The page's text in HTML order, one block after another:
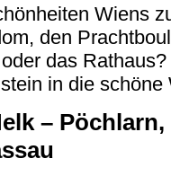
Wiens
den
das
in die
–